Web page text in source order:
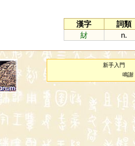
漢字
詞類
䊷
n.
新手入門
鳴謝